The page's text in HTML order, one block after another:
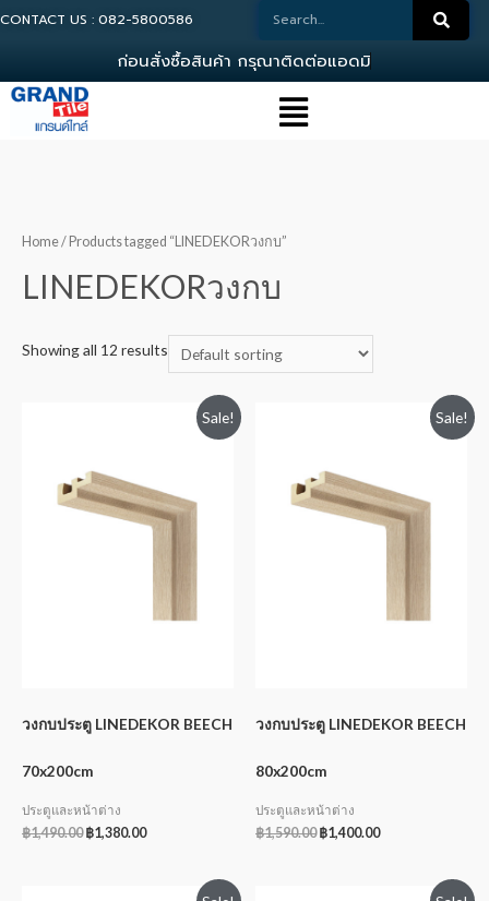
CONTACT US : 082-5800586
อนสงซอสนคา ก รณาตดตอแอดมน
Home/ Products tagged “LINEDEKORวงกบ”
LINEDEKORวงกบ
Showing all 12 results
Sale!
วงกบประตู LINEDEKOR BEECH
70x200cm
ประตูและหน้าต่าง
฿1,490.00 ฿1,380.00
Sale!
วงกบประตู LINEDEKOR BEECH
80x200cm
ประตูและหน้าต่าง
฿1,590.00 ฿1,400.00